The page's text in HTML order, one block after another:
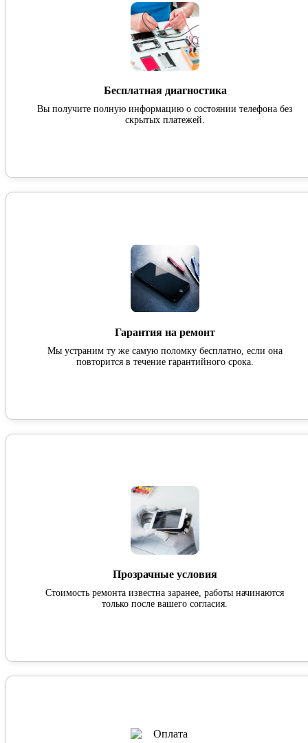
Бесплатная диагностика
Вы получите полную информацию о состоянии телефона без
скрытых платежей.
Гарантия на ремонт
Мы устраним ту же самую поломку бесплатно, если она
повторится в течение гарантийного срока.
Прозрачные условия
Стоимость ремонта известна заранее, работы начинаются
только после вашего согласия.